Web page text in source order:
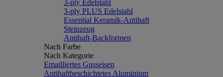
3-ply Edelstahl
3-ply PLUS Edelstahl
Essential Keramik-Antihaft
Steinzeug
Antihaft-Backformen
Nach Farbe
Nach Kategorie
Emailliertes Gusseisen
Antihaftbeschichtetes Aluminium